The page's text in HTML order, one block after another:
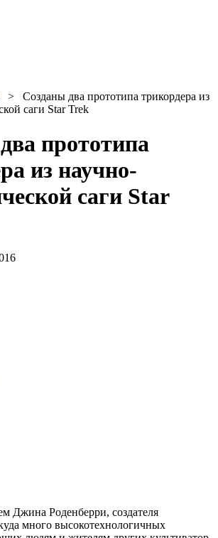
> Созданы два прототипа трикордера из
саги Star Trek
прототипа
из научно-
саги Star
Джина Роденберри, создателя
много высокотехнологичных